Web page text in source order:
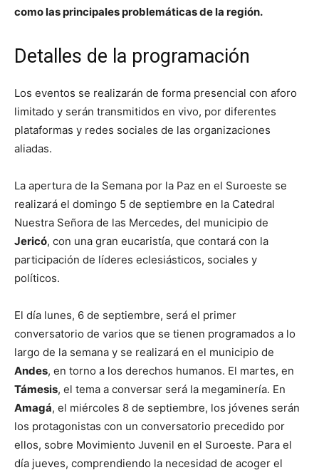
como las principales problemáticas de la región.
Detalles de la programación
Los eventos se realizarán de forma presencial con aforo
limitado y serán transmitidos en vivo, por diferentes
plataformas y redes sociales de las organizaciones
aliadas.
La apertura de la Semana por la Paz en el Suroeste se
realizará el domingo 5 de septiembre en la Catedral
Nuestra Señora de las Mercedes, del municipio de
Jericó, con una gran eucaristía, que contará con la
participación de líderes eclesiásticos, sociales y
políticos.
El día lunes, 6 de septiembre, será el primer
conversatorio de varios que se tienen programados a lo
largo de la semana y se realizará en el municipio de
Andes, en torno a los derechos humanos. El martes, en
Támesis, el tema a conversar será la megaminería. En
Amagá, el miércoles 8 de septiembre, los jóvenes serán
los protagonistas con un conversatorio precedido por
ellos, sobre Movimiento Juvenil en el Suroeste. Para el
día jueves, comprendiendo la necesidad de acoger el